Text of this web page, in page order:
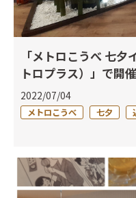
「メトロこうべ 七
トロプラス）」で開
2022/07/04
メトロこうべ 七夕